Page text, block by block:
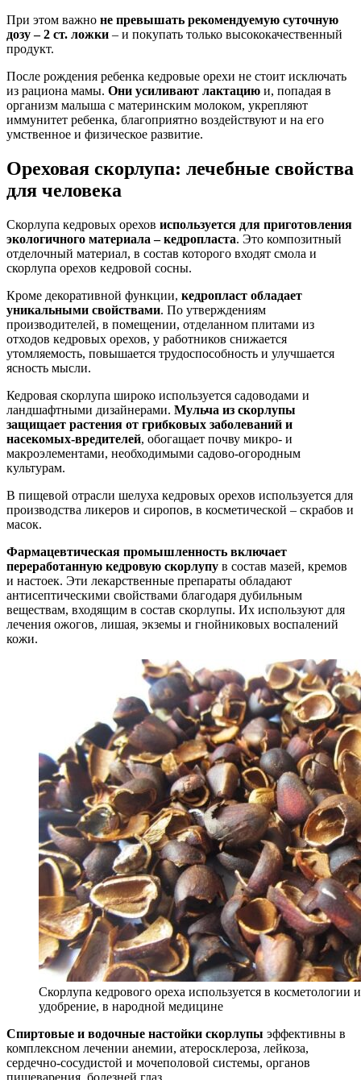
При этом важно не превышать рекомендуемую суточную
дозу – 2 ст. ложки – и покупать только высококачественный
продукт.
После рождения ребенка кедровые орехи не стоит исключать
из рациона мамы. Они усиливают лактацию и, попадая в
организм малыша с материнским молоком, укрепляют
иммунитет ребенка, благоприятно воздействуют и на его
умственное и физическое развитие.
Ореховая скорлупа: лечебные свойства
для человека
Скорлупа кедровых орехов используется для приготовления
экологичного материала – кедропласта. Это композитный
отделочный материал, в состав которого входят смола и
скорлупа орехов кедровой сосны.
Кроме декоративной функции, кедропласт обладает
уникальными свойствами. По утверждениям
производителей, в помещении, отделанном плитами из
отходов кедровых орехов, у работников снижается
утомляемость, повышается трудоспособность и улучшается
ясность мысли.
Кедровая скорлупа широко используется садоводами и
ландшафтными дизайнерами. Мульча из скорлупы
защищает растения от грибковых заболеваний и
насекомых-вредителей, обогащает почву микро- и
макроэлементами, необходимыми садово-огородным
культурам.
В пищевой отрасли шелуха кедровых орехов используется для
производства ликеров и сиропов, в косметической – скрабов и
масок.
Фармацевтическая промышленность включает
переработанную кедровую скорлупу в состав мазей, кремов
и настоек. Эти лекарственные препараты обладают
антисептическими свойствами благодаря дубильным
веществам, входящим в состав скорлупы. Их используют для
лечения ожогов, лишая, экземы и гнойниковых воспалений
кожи.
Скорлупа кедрового ореха используется в косметологии
удобрение, в народной медицине
Спиртовые и водочные настойки скорлупы эффективны в
комплексном лечении анемии, атеросклероза, лейкоза,
сердечно-сосудистой и мочеполовой системы, органов
пищеварения, болезней глаз.